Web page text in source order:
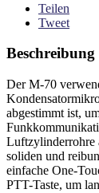
Teilen
Tweet
Beschreibung
Der M-70
abgestimmt ist,
Luftzylinderrohre
soliden und
einfache One-
PTT-Taste, um